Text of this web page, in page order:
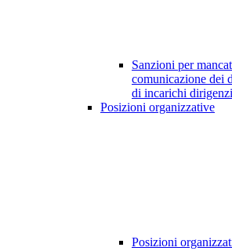
Sanzioni per
comunicazione dei
di incarichi
Posizioni organizzative
Posizioni